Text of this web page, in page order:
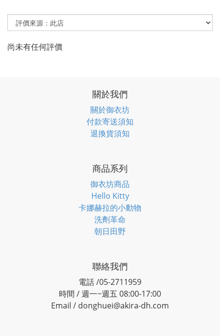
尚未有任何評價
關於我們
關於御衣坊
付款寄送須知
退換貨須知
商品系列
御衣坊商品
Hello Kitty
卡娜赫拉的小動物
洗劑革命
朝日田野
聯絡我們
電話 /05-2711959
時間 / 週一~週五 08:00-17:00
Email / donghuei@akira-dh.com